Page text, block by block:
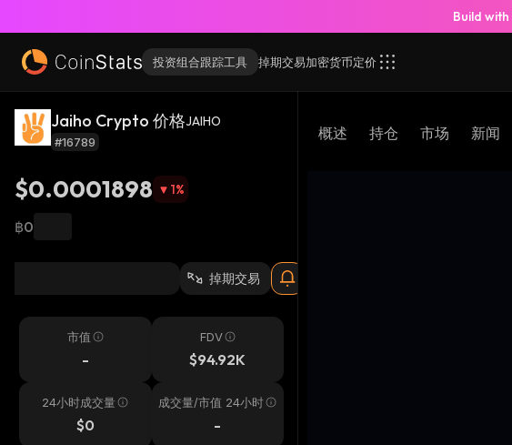
Build
投资组合跟踪工具 掉期交易加密货币定价
Jaiho Crypto 价格JAIHO
#16789
$0.0001898 1%
฿0
掉期交易
市值
-
FDV
$94.92K
24小时成交量
$0
成交量/市值 24小时
-
概述 持仓 市场 新闻